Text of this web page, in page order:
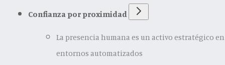
Confianza por proximidad
La presencia humana es un activo estratégico en
entornos automatizados